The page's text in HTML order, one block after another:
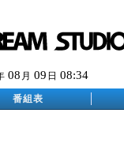
08 月 09 日 08:34
番組表